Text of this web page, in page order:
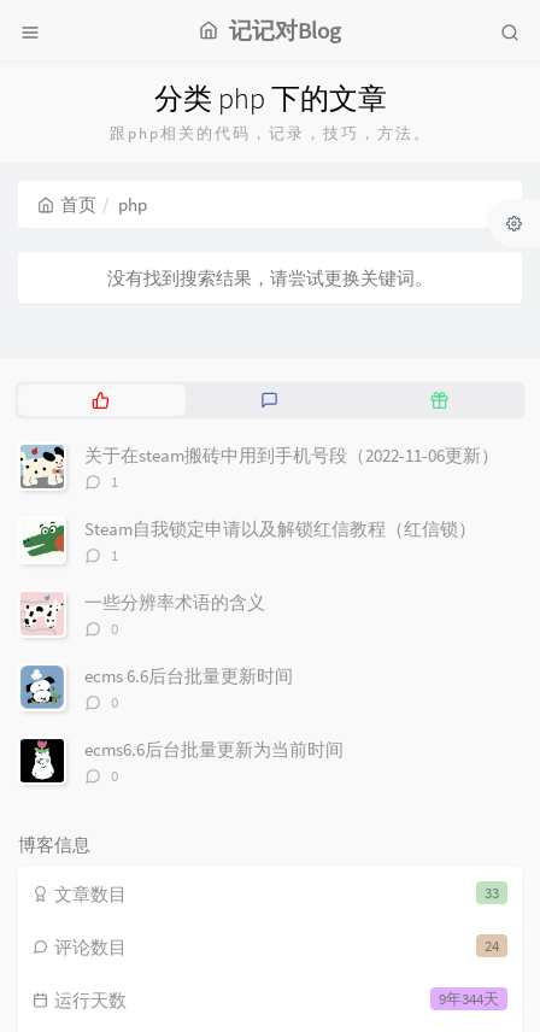
记记对Blog
分类 php 下的文章
跟php相关的代码，记录，技巧，方法。
首页 php
没有找到搜索结果，请尝试更换关键词。
热
文
章
评
随
文
关于在steam搬砖中用到手机号段（2022-11-06更新）
评
数：
1
Steam自我锁定申请以及解锁红信教程（红信锁）
评
数：
1
一些分辨率术语的含义
评
数：
0
ecms 6.6后台批量更新时间
评
数：
0
ecms6.6后台批量更新为当前时间
评
0
博客信息
33
文章数目
24
评论数目
9年344天
运行天数